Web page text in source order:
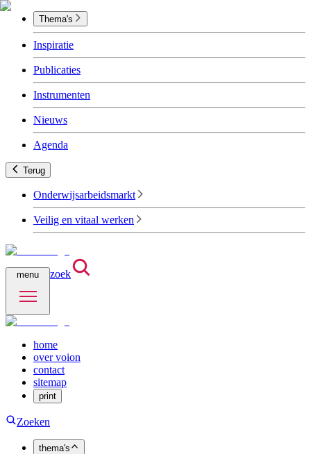
Thema's
Inspiratie
Publicaties
Instrumenten
Nieuws
Agenda
Terug
Onderwijsarbeidsmarkt
Veilig en vitaal werken
menu zoek
home
over voion
contact
sitemap
print
Zoeken
thema's